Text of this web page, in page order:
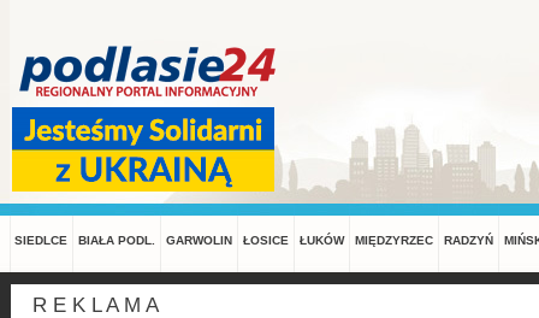
SIEDLCE BIAŁA PODL. GARWOLIN ŁOSICE ŁUKÓW MIĘDZYRZEC RADZYŃ
R E K L A M A